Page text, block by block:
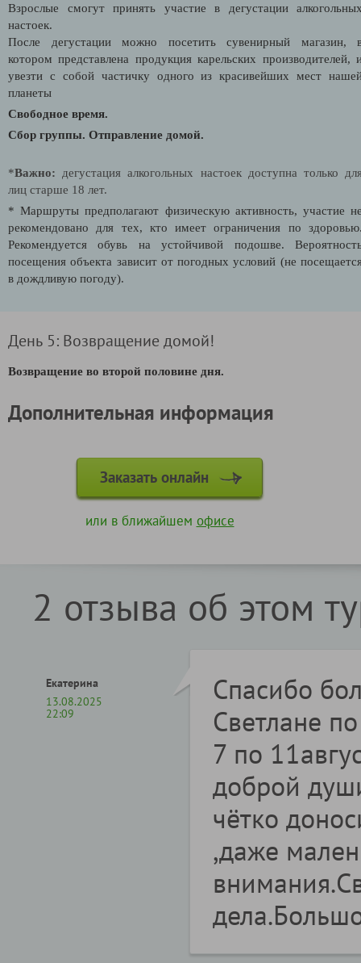
Взрослые смогут принять участие в дегустации
настоек.
После дегустации можно посетить сувенирный магазин,
котором представлена продукция карельских производителей,
увезти с собой частичку одного из красивейших мест
планеты
Свободное время.
Сбор группы. Отправление домой.
*Важно: дегустация алкогольных настоек доступна только
лиц старше 18 лет.
* Маршруты предполагают физическую активность, участие
рекомендовано для тех, кто имеет ограничения по
Рекомендуется обувь на устойчивой подошве.
посещения объекта зависит от погодных условий (не
в дождливую погоду).
День 5: Возвращение домой!
Возвращение во второй половине дня.
Дополнительная информация
Заказать онлайн
или в ближайшем офисе
2 отзыва об этом
Екатерина
13.08.2025
22:09
Спасибо
Светлане
7 по
доброй
чётко
,даже